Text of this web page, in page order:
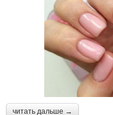
читать дальше →